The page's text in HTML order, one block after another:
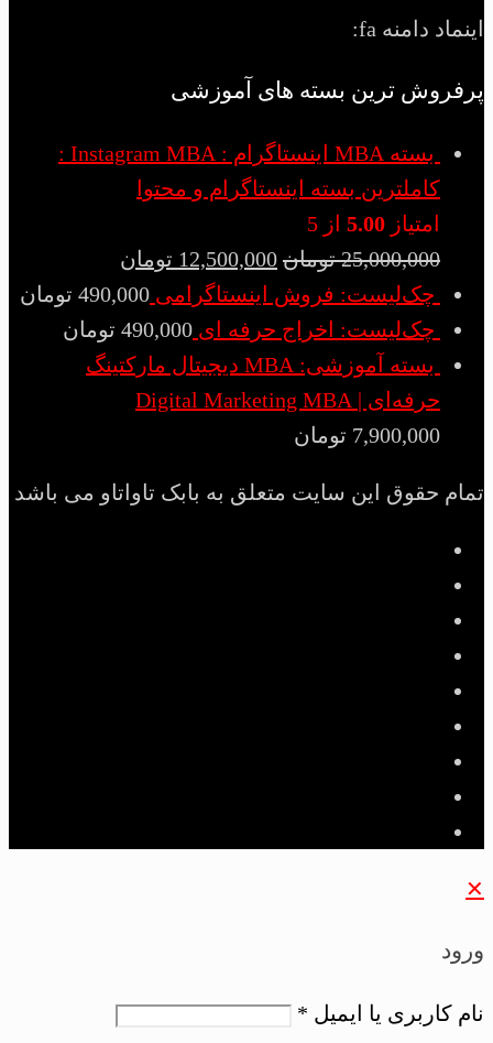
اینماد دامنه fa:
پرفروش ترین بسته های آموزشی
بسته MBA اینستاگرام : Instagram MBA :
کاملترین بسته اینستاگرام و محتوا
امتیاز 5.00 از 5
25,000,000 تومان 12,500,000 تومان
چک‌لیست: فروش اینستاگرامی 490,000 تومان
چک‌لیست: اخراج حرفه ای 490,000 تومان
بسته آموزشی: MBA دیجیتال مارکتینگ
حرفه‌ای | Digital Marketing MBA
7,900,000 تومان
تمام حقوق این سایت متعلق به بابک تاواتاو می باشد
✕
ورود
نام کاربری یا ایمیل *